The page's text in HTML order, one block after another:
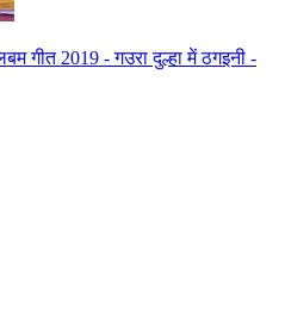
गीत 2019 - गउरा दुल्हा में ठगइनी -